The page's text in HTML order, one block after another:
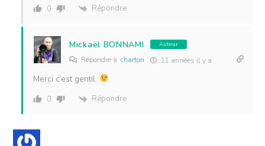
0 Répondre
Mickaël BONNAMI Auteur
Répondre à charton 11 années il y a
Merci c’est gentil.
0 Répondre